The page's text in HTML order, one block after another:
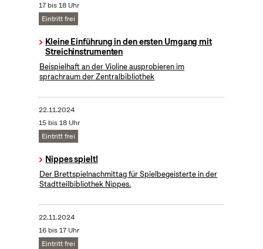
17 bis 18 Uhr
Eintritt frei
Kleine Einführung in den ersten Umgang mit
Streichinstrumenten
Beispielhaft an der Violine ausprobieren im
sprachraum der Zentralbibliothek
22.11.2024
15 bis 18 Uhr
Eintritt frei
Nippes spielt!
Der Brettspielnachmittag für Spielbegeisterte in der
Stadtteilbibliothek Nippes.
22.11.2024
16 bis 17 Uhr
Eintritt frei